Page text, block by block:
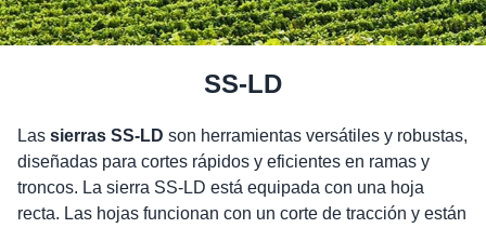
SS-LD
Las sierras SS-LD son herramientas versátiles y robustas,
diseñadas para cortes rápidos y eficientes en ramas y
troncos. La sierra SS-LD está equipada con una hoja
recta. Las hojas funcionan con un corte de tracción y están